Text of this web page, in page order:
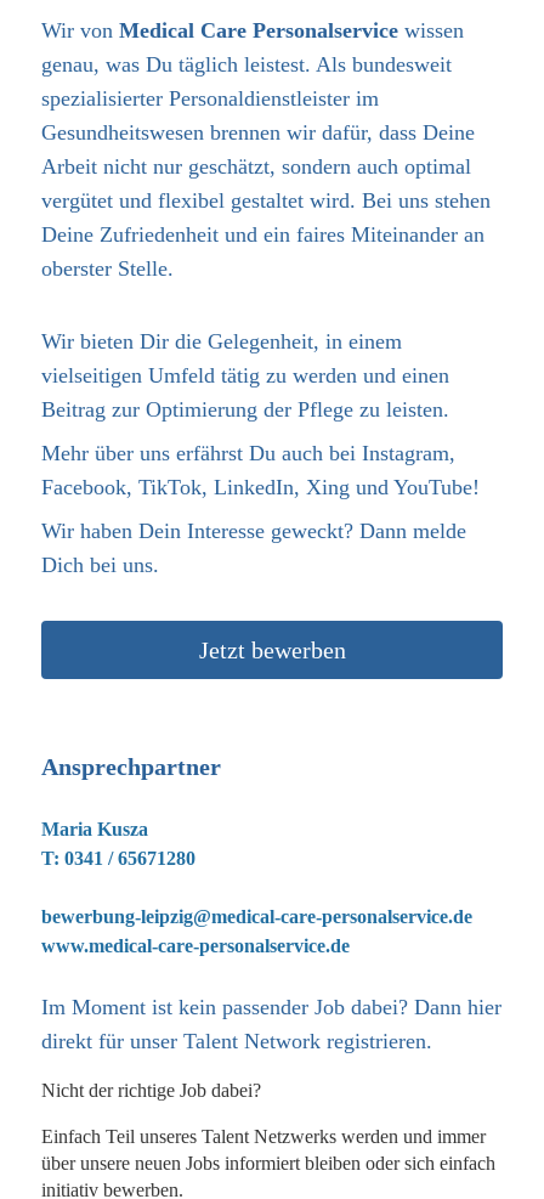
Wir von Medical Care Personalservice wissen
genau, was Du täglich leistest. Als bundesweit
spezialisierter Personaldienstleister im
Gesundheitswesen brennen wir dafür, dass Deine
Arbeit nicht nur geschätzt, sondern auch optimal
vergütet und flexibel gestaltet wird. Bei uns stehen
Deine Zufriedenheit und ein faires Miteinander an
oberster Stelle.
Wir bieten Dir die Gelegenheit, in einem
vielseitigen Umfeld tätig zu werden und einen
Beitrag zur Optimierung der Pflege zu leisten.
Mehr über uns erfährst Du auch bei Instagram,
Facebook, TikTok, LinkedIn, Xing und YouTube!
Wir haben Dein Interesse geweckt? Dann melde
Dich bei uns.
Jetzt bewerben
Ansprechpartner
Maria Kusza
T: 0341 / 65671280
bewerbung-leipzig@medical-care-personalservice.de
www.medical-care-personalservice.de
Im Moment ist kein passender Job dabei? Dann hier
direkt für unser Talent Network registrieren.
Nicht der richtige Job dabei?
Einfach Teil unseres Talent Netzwerks werden und immer
über unsere neuen Jobs informiert bleiben oder sich einfach
initiativ bewerben.